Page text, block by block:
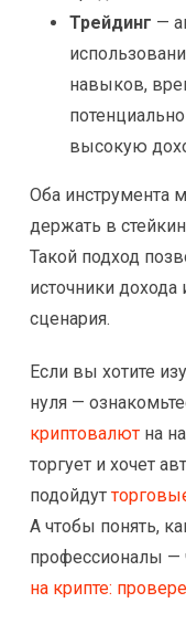
Трейдинг —
навыков,
высокую
Оба инструмента
держать в
Такой подход
источники дохода
сценария.
Если вы хотите
нуля —
криптовалют на
торгует и хочет
подойдут
А чтобы понять,
профессионалы —
на крипте: